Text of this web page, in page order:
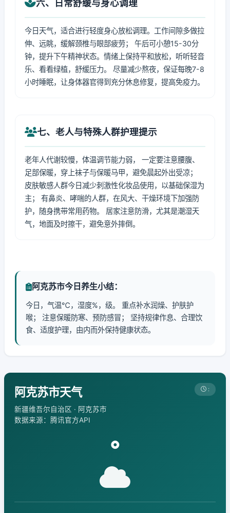
六、日常舒缓与身心调理
今日天气，适合进行轻度身心放松调理。工作间隙多做拉
伸、远眺，缓解颈椎与眼部疲劳； 午后可小憩15-30分
钟，提升下午精神状态。情绪上保持平和放松，听听轻音
乐、看看绿植，舒缓压力。 尽量减少熬夜，保证每晚7-8
小时睡眠，让身体器官得到充分休息修复，提高免疫力。
七、老人与特殊人群护理提示
老年人代谢较慢，体温调节能力弱， 一定要注意腰腹、
足部保暖，穿上袜子与保暖马甲，避免晨起外出受凉；
皮肤敏感人群今日减少刺激性化妆品使用，以基础保湿为
主； 有鼻炎、哮喘的人群，在风大、干燥环境下加强防
护，随身携带常用药物。 居家注意防滑，尤其是潮湿天
气，地面及时擦干，避免意外摔倒。
阿克苏市今日养生小结：
今日，气温℃，湿度%，级。 重点补水润燥、护肤护
喉； 注意保暖防寒、预防感冒； 坚持规律作息、合理饮
食、适度护理，由内而外保持健康状态。
阿克苏市天气
新疆维吾尔自治区 · 阿克苏市
数据来源：腾讯官方API
:
°